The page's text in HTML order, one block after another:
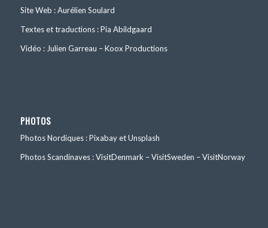
Site Web : Aurélien Soulard
Textes et traductions : Pia Abildgaard
Vidéo : Julien Garreau – Koox Productions
PHOTOS
Photos Nordiques : Pixabay et Unsplash
Photos Scandinaves : VisitDenmark – VisitSweden – VisitNorway